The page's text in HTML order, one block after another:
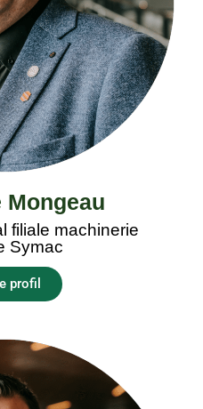
Mongeau
filiale machinerie
Symac
profil